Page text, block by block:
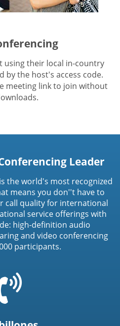
using their local in-country
by the host's access code.
meeting link to join without
Leader
the world's most recognized
means you don''t have to
call quality for international
service offerings with
high-definition audio
and video conferencing
participants.
t('common.phone_icon')